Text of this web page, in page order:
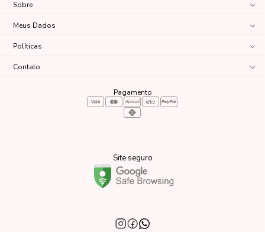
Sobre
Meus Dados
Políticas
Contato
Pagamento
Site seguro